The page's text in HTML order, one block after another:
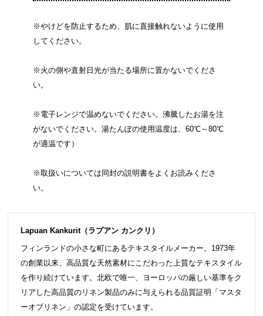
※やけどを防止するため、肌に直接触れないように使用
してください。
※火の側や直射日光が当たる場所に置かないでくださ
い。
※電子レンジで温めないでください。沸騰したお湯を注
がないでください。湯たんぽの使用温度は、60℃～80℃
が適温です）
※取扱いについては同封の説明書をよくお読みくださ
い。
Lapuan Kankurit（ラプアン カンクリ）
フィンランドの小さな町にあるテキスタイルメーカー。1973年
の創業以来、高品質な天然素材にこだわった上質なテキスタイル
を作り続けています。北欧で唯一、ヨーロッパの厳しい基準をク
リアした高品質のリネン製品のみに与えられる品質証明「マスタ
ーオブリネン」の認定を受けています。